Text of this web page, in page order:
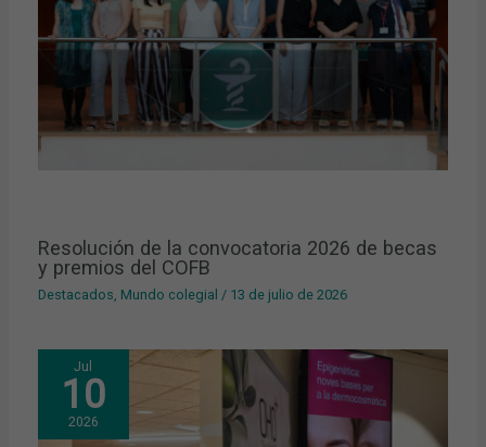
Resolución de la convocatoria 2026 de becas
y premios del COFB
Destacados, Mundo colegial / 13 de julio de 2026
Jul
10
2026